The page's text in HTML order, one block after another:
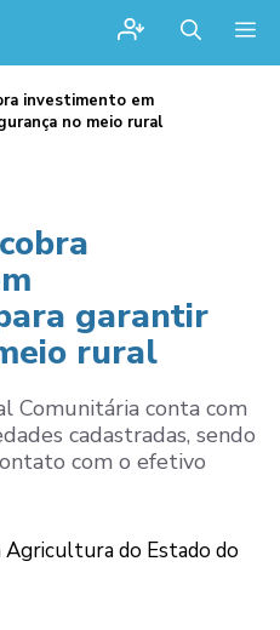
investimento em
no meio rural
garantir
rural
Comunitária conta com
cadastradas, sendo
com o efetivo
Agricultura do Estado do